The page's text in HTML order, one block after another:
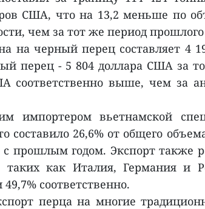
США, что на 13,2 меньше по
чем за тот же период прошлого
на черный перец составляет 4
перец - 5 804 доллара США за
соответственно выше, чем за
импортером вьетнамской
составило 26,6% от общего
прошлым годом. Экспорт также
как Италия, Германия и
49,7% соответственно.
перца на многие